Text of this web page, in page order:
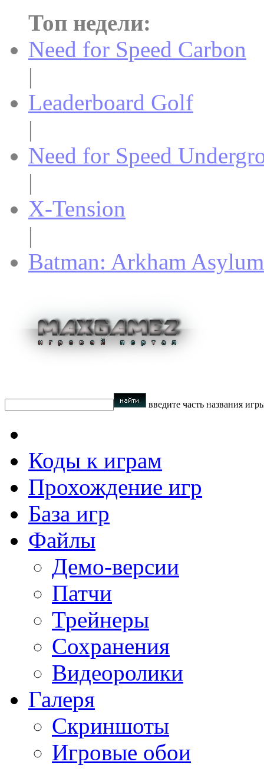
Топ недели:
Need for Speed Carbon
|
Leaderboard Golf
|
Need for Speed
|
X-Tension
|
Batman: Arkham Asylum
введите часть названия
Коды к играм
Прохождение игр
База игр
Файлы
Демо-версии
Патчи
Трейнеры
Сохранения
Видеоролики
Галеря
Скриншоты
Игровые обои